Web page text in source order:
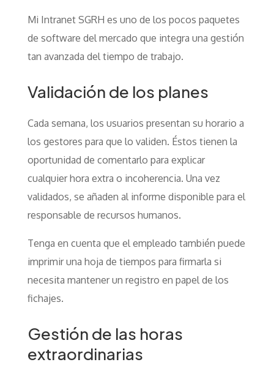
Mi Intranet SGRH es uno de los pocos paquetes
de software del mercado que integra una gestión
tan avanzada del tiempo de trabajo.
Validación de los planes
Cada semana, los usuarios presentan su horario a
los gestores para que lo validen. Éstos tienen la
oportunidad de comentarlo para explicar
cualquier hora extra o incoherencia. Una vez
validados, se añaden al informe disponible para el
responsable de recursos humanos.
Tenga en cuenta que el empleado también puede
imprimir una hoja de tiempos para firmarla si
necesita mantener un registro en papel de los
fichajes.
Gestión de las horas
extraordinarias